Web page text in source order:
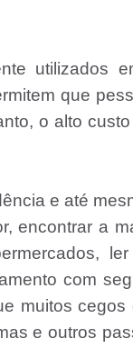
utilizados
que
o alto
e até
encontrar a
com
muitos cegos
e outros